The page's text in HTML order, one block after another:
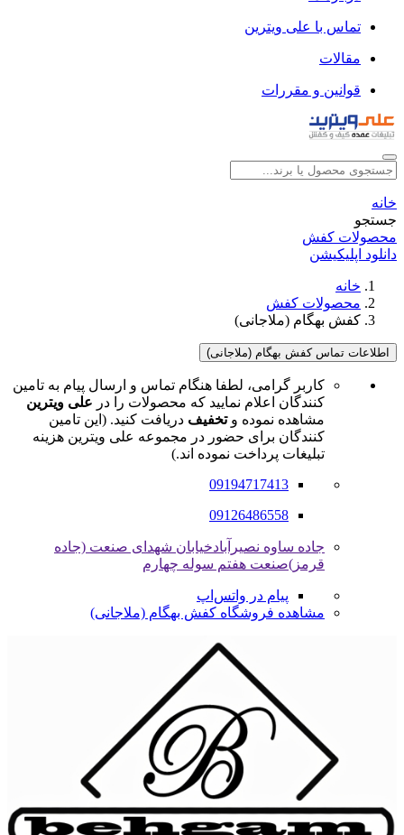
تماس با علی ویترین
مقالات
قوانین و مقررات
خانه
جستجو
محصولات کفش
دانلود اپلیکیشن
خانه
محصولات کفش
کفش بهگام (ملاجانی)
اطلاعات تماس کفش بهگام (ملاجانی)
کاربر گرامی، لطفا هنگام تماس و ارسال پیام به تامین
کنندگان اعلام نمایید که محصولات را در علی ویترین
مشاهده نموده وتخفیف دریافت کنید. (این تامین
کنندگان برای حضور در مجموعه علی ویترین هزینه
تبلیغات پرداخت نموده اند.)
09194717413
09126486558
جاده ساوه نصیرآبادخیابان شهدای صنعت (جاده
قرمز)صنعت هفتم سوله چهارم
پیام در واتس‌اپ
مشاهده فروشگاه کفش بهگام (ملاجانی)